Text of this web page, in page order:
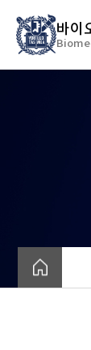
기
바이